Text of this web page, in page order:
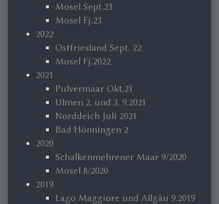
Mosel Sept.23
Mosel Fj.23
2022
Ostfriesland Sept. 22
Mosel Fj.2022
2021
Pulvermaar Okt.21
Ulmen 2. und 3. 9.2021
Norddeich Juli 2021
Bad Hönningen 2
2020
Schalkenmehrener Maar 9/2020
Mosel 8/2020
2019
Lago Maggiore und Allgäu 9.2019